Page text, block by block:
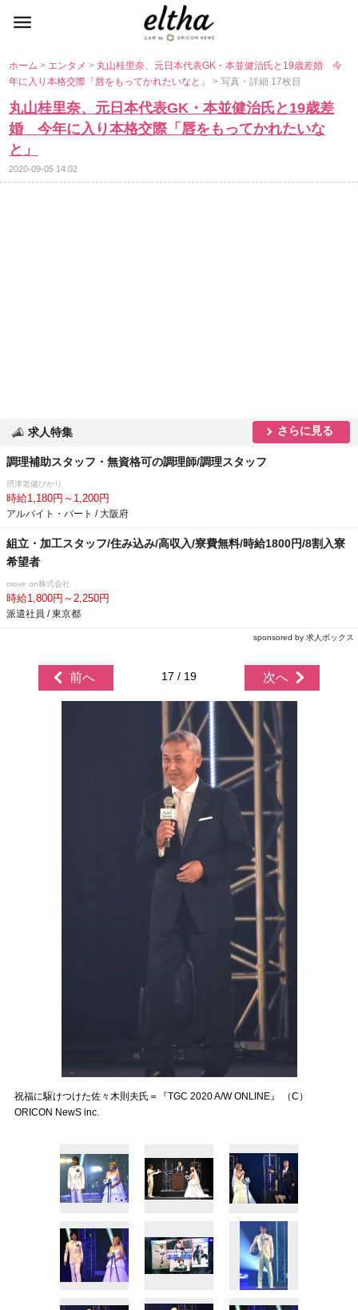
ホーム> エンタメ> 丸山桂里奈、元日本代表GK・本並健治氏と19歳差婚 今
年に入り本格交際「唇をもってかれたいなと」> 写真・詳細 17枚目
丸山桂里奈、元日本代表GK・本並健治氏と19歳差
婚 今年に入り本格交際「唇をもってかれたいな
と」
2020-09-05 14:02
求人特集 さらに見る
調理補助スタッフ・無資格可の調理師/調理スタッフ
摂津老健ひかり
時給1,180円～1,200円
アルバイト・パート / 大阪府
組立・加工スタッフ/住み込み/高収入/寮費無料/時給1800円/8割入寮
希望者
move on株式会社
時給1,800円～2,250円
派遣社員 / 東京都
sponsored by 求人ボックス
前へ 17 / 19 次へ
祝福に駆けつけた佐々木則夫氏＝『TGC 2020 A/W ONLINE』 （C）
ORICON NewS inc.